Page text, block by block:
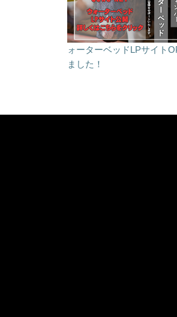
ォーターベッドLPサイト
ました！